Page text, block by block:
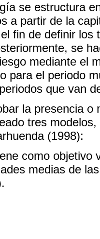
se estructura
a partir de la
fin de definir los
se
mediante el
para el periodo
que van
la presencia o
tres
(1998):
como objetivo
medias de